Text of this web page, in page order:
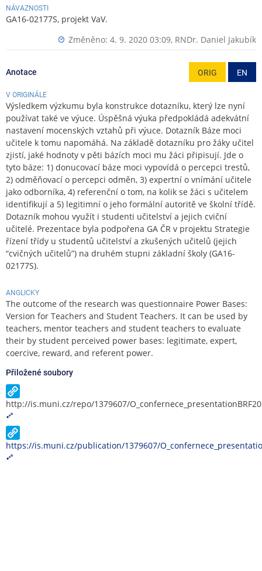
NÁVAZNOSTI
GA16-02177S, projekt VaV.
Změněno: 4. 9. 2020 03:09, RNDr. Daniel Jakubík
Anotace ORIG EN
V ORIGINÁLE
Výsledkem výzkumu byla konstrukce dotazníku, který lze nyní
používat také ve výuce. Úspěšná výuka předpokládá adekvátní
nastavení mocenských vztahů při výuce. Dotazník Báze moci
učitele k tomu napomáhá. Na základě dotazníku pro žáky učitel
zjistí, jaké hodnoty v pěti bázích moci mu žáci připisují. Jde o
tyto báze: 1) donucovací báze moci vypovídá o percepci trestů,
2) odměňovací o percepci odměn, 3) expertní o vnímání učitele
jako odborníka, 4) referenční o tom, na kolik se žáci s učitelem
identifikují a 5) legitimní o jeho formální autoritě ve školní třídě.
Dotazník mohou využít i studenti učitelství a jejich cviční
učitelé. Prezentace byla podpořena GA ČR v projektu Strategie
řízení třídy u studentů učitelství a zkušených učitelů (jejich
“cvičných učitelů”) na druhém stupni základní školy (GA16-
02177S).
ANGLICKY
The outcome of the research was questionnaire Power Bases:
Version for Teachers and Student Teachers. It can be used by
teachers, mentor teachers and student teachers to evaluate
their by student perceived power bases: legitimate, expert,
coercive, reward, and referent power.
Přiložené soubory
http://is.muni.cz/repo/1379607/
https://is.muni.cz/publication/1379607/